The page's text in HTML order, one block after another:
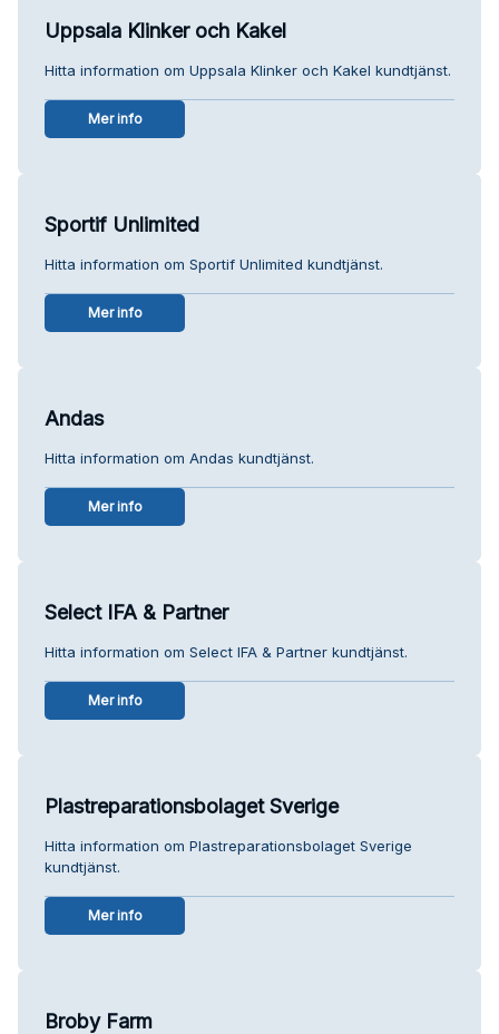
Uppsala Klinker och Kakel
Hitta information om Uppsala Klinker och Kakel kundtjänst.
Mer info
Sportif Unlimited
Hitta information om Sportif Unlimited kundtjänst.
Mer info
Andas
Hitta information om Andas kundtjänst.
Mer info
Select IFA & Partner
Hitta information om Select IFA & Partner kundtjänst.
Mer info
Plastreparationsbolaget Sverige
Hitta information om Plastreparationsbolaget Sverige
kundtjänst.
Mer info
Broby Farm